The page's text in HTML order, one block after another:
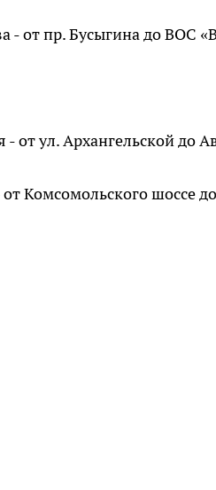
- от пр. Бусыгина до ВОС
- от ул. Архангельской до
Комсомольского шоссе